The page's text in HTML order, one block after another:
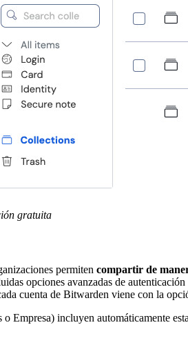
gratuita
permiten compartir de
opciones avanzadas de
cuenta de Bitwarden viene con la
Empresa) incluyen automáticamente